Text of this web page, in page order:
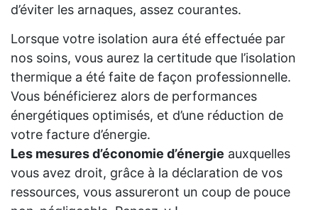
d’éviter les arnaques, assez courantes.
Lorsque votre isolation aura été effectuée par
nos soins, vous aurez la certitude que l’isolation
thermique a été faite de façon professionnelle.
Vous bénéficierez alors de performances
énergétiques optimisés, et d’une réduction de
votre facture d’énergie.
Les mesures d’économie d’énergie auxquelles
vous avez droit, grâce à la déclaration de vos
ressources, vous assureront un coup de pouce